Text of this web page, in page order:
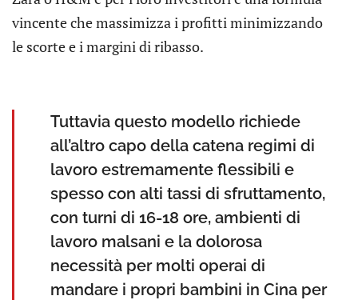
vincente che massimizza i profitti minimizzando
le scorte e i margini di ribasso.
Tuttavia questo modello richiede
all’altro capo della catena regimi di
lavoro estremamente flessibili e
spesso con alti tassi di sfruttamento,
con turni di 16-18 ore, ambienti di
lavoro malsani e la dolorosa
necessità per molti operai di
mandare i propri bambini in Cina per